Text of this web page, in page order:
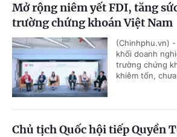
Mở rộng niêm yết FDI, tăng
trường chứng khoán Việt Nam
(Chinhphu.vn)
khối doanh
trường chứng
khiêm tốn,
Chủ tịch Quốc hội tiếp Quyền